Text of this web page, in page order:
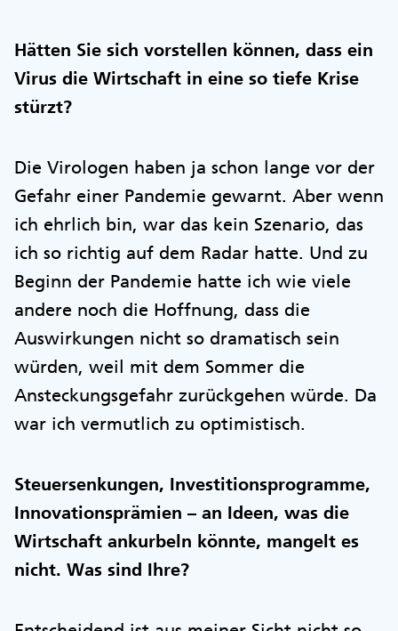
Hätten Sie sich vorstellen können, dass ein
Virus die Wirtschaft in eine so tiefe Krise
stürzt?
Die Virologen haben ja schon lange vor der
Gefahr einer Pandemie gewarnt. Aber wenn
ich ehrlich bin, war das kein Szenario, das
ich so richtig auf dem Radar hatte. Und zu
Beginn der Pandemie hatte ich wie viele
andere noch die Hoffnung, dass die
Auswirkungen nicht so dramatisch sein
würden, weil mit dem Sommer die
Ansteckungsgefahr zurückgehen würde. Da
war ich vermutlich zu optimistisch.
Steuersenkungen, Investitionsprogramme,
Innovationsprämien – an Ideen, was die
Wirtschaft ankurbeln könnte, mangelt es
nicht. Was sind Ihre?